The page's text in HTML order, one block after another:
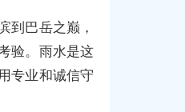
到巴岳之巅，
验。雨水是这
专业和诚信守